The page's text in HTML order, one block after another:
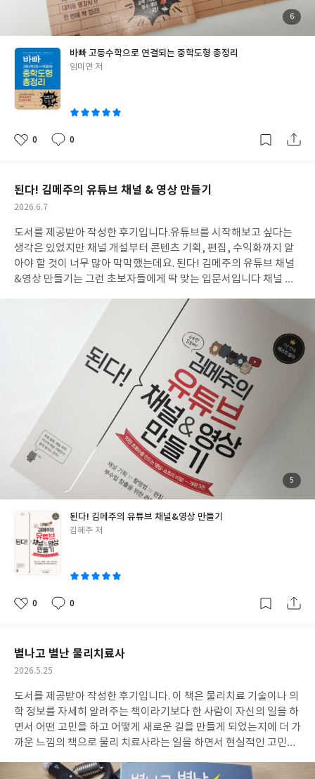
첨
부
사
6
바빠 고등수학으로 연결되는 중학도형 총정리
글
임미연 저
좋
0
댓
0
작
된다! 김메주의 유튜브 채널 & 영상 만들기
작
일
2026.6.7
도서를 제공받아 작성한 후기입니다. 유튜브를 시작해보고 싶다는
생각은 있었지만 채널 개설부터 콘텐츠 기획, 편집, 수익화까지 알
아야 할 것이 너무 많아 막막했는데요. 된다! 김메주의 유튜브 채널
&영상 만들기는 그런 초보자들에게 딱 맞는 입문서입니다 채널 개
석까지 유튜브 운영 전 과정을 체계적으로 알려주어 흐름을 이해하
는 데 큰 도움이 되더라고요 특히 평범한 소재도 특별한 콘텐츠로 만
들 수 있다는 저자의 조언이 인상 깊어요 개정 3판에서는 최신 유튜
브 스튜디오 활용법과 쇼츠, 라이브 커머스 관련 내용까지 담겨 있
어 더욱 실용적입니다 유튜브를 처음 시작하는 분은 물론, 채널 운
영 방향을 고민하는 분들에게도 추천하고 싶어요
첨
부
사
5
된다! 김메주의 유튜브 채널&영상 만들기
글
김혜주 저
좋
0
댓
0
작
별나고 별난 물리치료사
작
일
2026.5.25
도서를 제공받아 작성한 후기입니다. 이 책은 물리치료 기술이나 의
학 정보를 자세히 알려주는 책이라기보다 한 사람이 자신의 일을 하
면서 어떤 고민을 하고 어떻게 새로운 길을 만들게 되었는지에 더 가
까운 느낌의 책으로 물리 치료사라는 일을 하면서 현실적인 고민도
던 과정들이 담겨 있어 흥미롭게 읽었습니다.읽으면서 기억에 남았